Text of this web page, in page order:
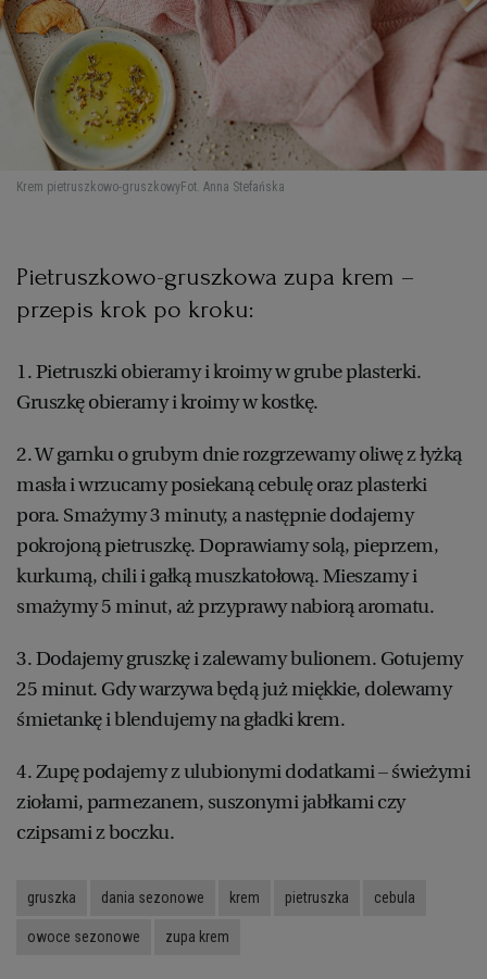
Krem pietruszkowo-gruszkowyFot. Anna Stefańska
Pietruszkowo-gruszkowa zupa krem –
przepis krok po kroku:
1. Pietruszki obieramy i kroimy w grube plasterki.
Gruszkę obieramy i kroimy w kostkę.
2. W garnku o grubym dnie rozgrzewamy oliwę z łyżką
masła i wrzucamy posiekaną cebulę oraz plasterki
pora. Smażymy 3 minuty, a następnie dodajemy
pokrojoną pietruszkę. Doprawiamy solą, pieprzem,
kurkumą, chili i gałką muszkatołową. Mieszamy i
smażymy 5 minut, aż przyprawy nabiorą aromatu.
3. Dodajemy gruszkę i zalewamy bulionem. Gotujemy
25 minut. Gdy warzywa będą już miękkie, dolewamy
śmietankę i blendujemy na gładki krem.
4. Zupę podajemy z ulubionymi dodatkami – świeżymi
ziołami, parmezanem, suszonymi jabłkami czy
czipsami z boczku.
gruszka dania sezonowe krem pietruszka cebula
owoce sezonowe zupa krem